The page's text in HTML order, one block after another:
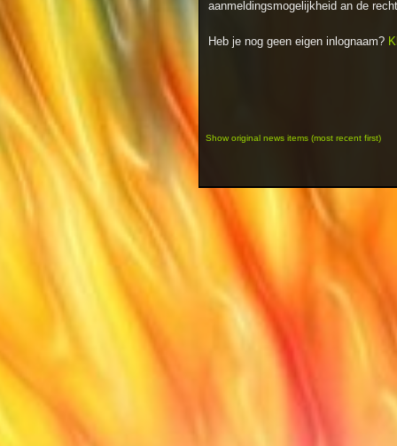
aanmeldingsmogelijkheid an de
Heb je nog geen eigen inlognaam?
Show original news items (most recent first)